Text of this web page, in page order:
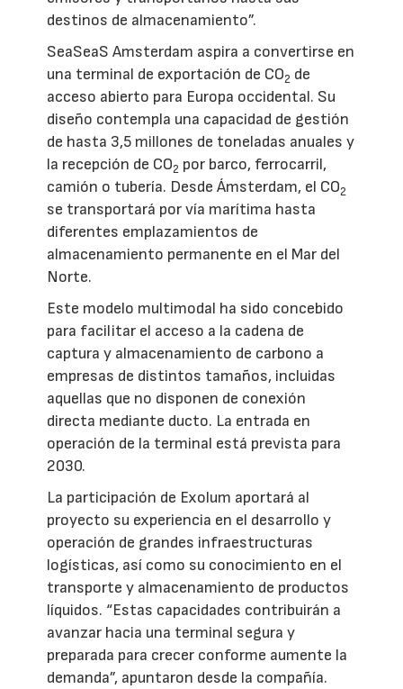
destinos de almacenamiento”.
SeaSeaS Amsterdam aspira a convertirse en
una terminal de exportación de CO2 de
acceso abierto para Europa occidental. Su
diseño contempla una capacidad de gestión
de hasta 3,5 millones de toneladas anuales y
la recepción de CO2 por barco, ferrocarril,
camión o tubería. Desde Ámsterdam, el CO2
se transportará por vía marítima hasta
diferentes emplazamientos de
almacenamiento permanente en el Mar del
Norte.
Este modelo multimodal ha sido concebido
para facilitar el acceso a la cadena de
captura y almacenamiento de carbono a
empresas de distintos tamaños, incluidas
aquellas que no disponen de conexión
directa mediante ducto. La entrada en
operación de la terminal está prevista para
2030.
La participación de Exolum aportará al
proyecto su experiencia en el desarrollo y
operación de grandes infraestructuras
logísticas, así como su conocimiento en el
transporte y almacenamiento de productos
líquidos. “Estas capacidades contribuirán a
avanzar hacia una terminal segura y
preparada para crecer conforme aumente la
demanda”, apuntaron desde la compañía.